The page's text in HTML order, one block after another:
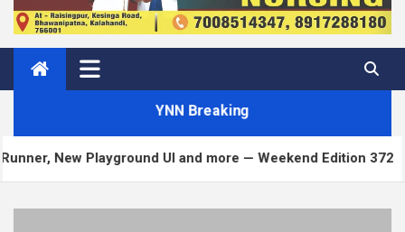
YNN Breaking
UI and more — Weekend Edition 372 Matt: